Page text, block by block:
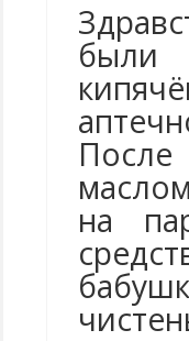
были
на